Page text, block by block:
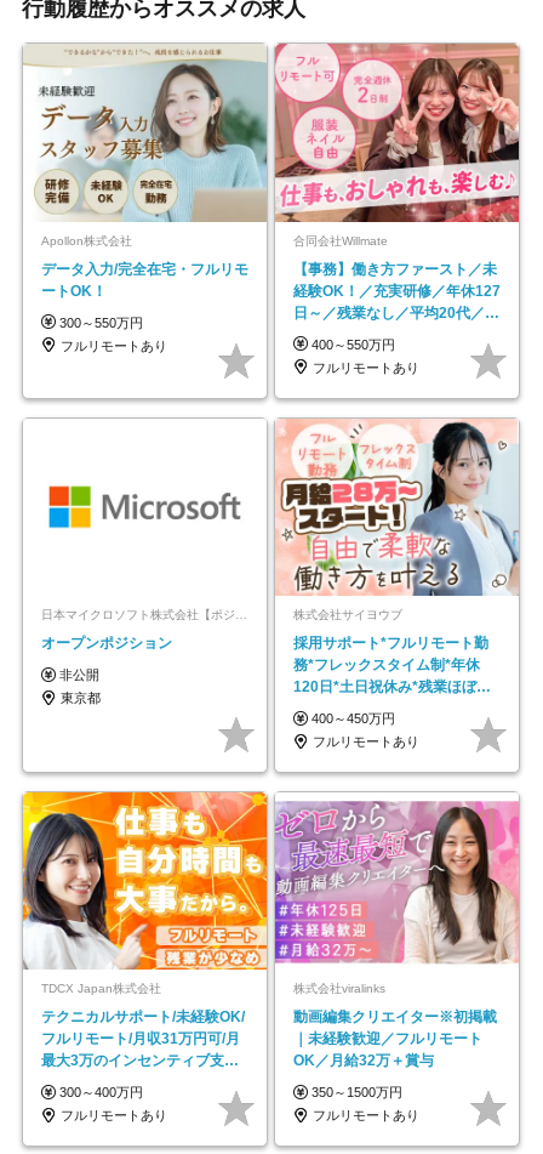
行動履歴からオススメの求人
Apollon株式会社
データ入力/完全在宅・フルリモ
ートOK！
300～550万円
フルリモートあり
合同会社Willmate
【事務】働き方ファースト／未
経験OK！／充実研修／年休127
日～／残業なし／平均20代／リ
モートOK
400～550万円
フルリモートあり
オープンポジション
非公開
東京都
株式会社サイヨウブ
採用サポート*フルリモート勤
務*フレックスタイム制*年休
120日*土日祝休み*残業ほぼな
し*育児中社員8割以上
400～450万円
フルリモートあり
TDCX Japan株式会社
テクニカルサポート/未経験OK/
フルリモート/月収31万円可/月
最大3万のインセンティブ支給/
平均年齢33歳
300～400万円
フルリモートあり
株式会社viralinks
動画編集クリエイター※初掲載
｜未経験歓迎／フルリモート
OK／月給32万＋賞与
350～1500万円
フルリモートあり